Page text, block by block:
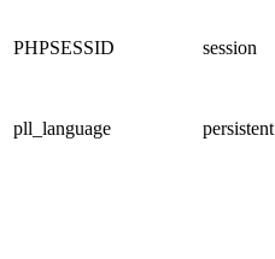
PHPSESSID session
pll_language persistent